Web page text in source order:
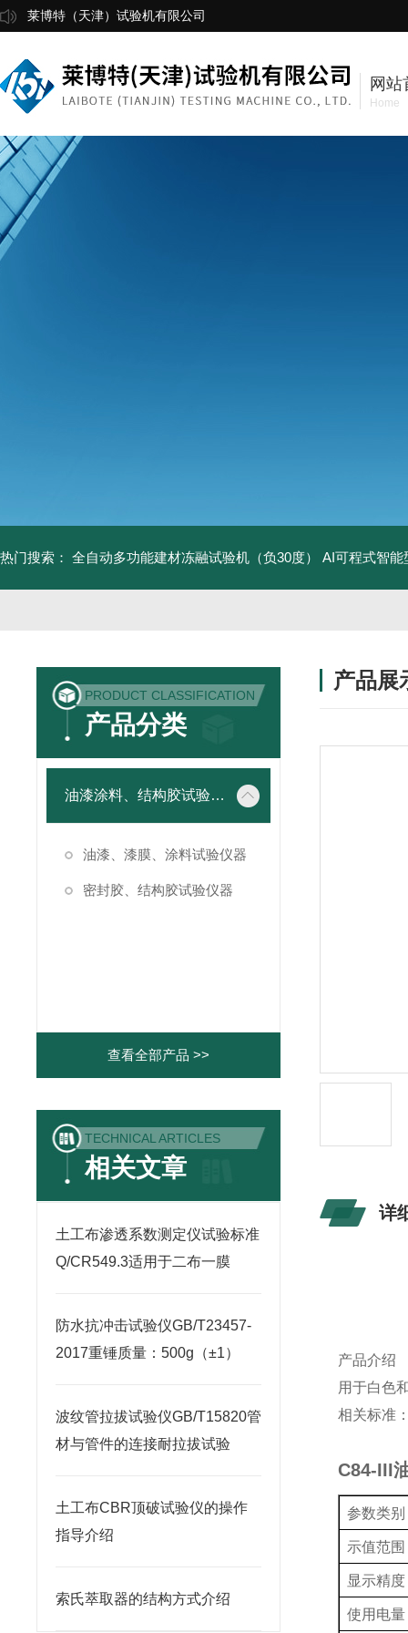
莱博特（天津）试验机有限公司
网站
Home
热门搜索： 全自动多功能建材冻融试验机（负30度） AI可程式智能
PRODUCT CLASSIFICATION
产品分类
油漆涂料、结构胶试验仪器
油漆、漆膜、涂料试验仪器
密封胶、结构胶试验仪器
查看全部产品 >>
TECHNICAL ARTICLES
相关文章
土工布渗透系数测定仪试验标准
Q/CR549.3适用于二布一膜
防水抗冲击试验仪GB/T23457-
2017重锤质量：500g（±1）
波纹管拉拔试验仪GB/T15820管
材与管件的连接耐拉拔试验
土工布CBR顶破试验仪的操作
指导介绍
索氏萃取器的结构方式介绍
产品展
详
产品介绍
用于白色
相关标准
C84-III
参数类别
示值范围
显示精度
使用电量